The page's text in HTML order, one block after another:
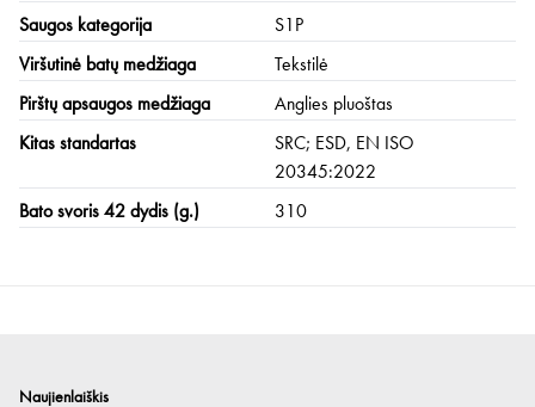
Saugos kategorija S1P
Viršutinė batų medžiaga Tekstilė
Pirštų apsaugos medžiaga Anglies pluoštas
Kitas standartas
SRC; ESD, EN ISO
20345:2022
Bato svoris 42 dydis (g.) 310
Naujienlaiškis